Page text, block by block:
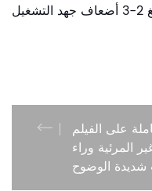
على الفيلم
المرئية وراء
الوضوح